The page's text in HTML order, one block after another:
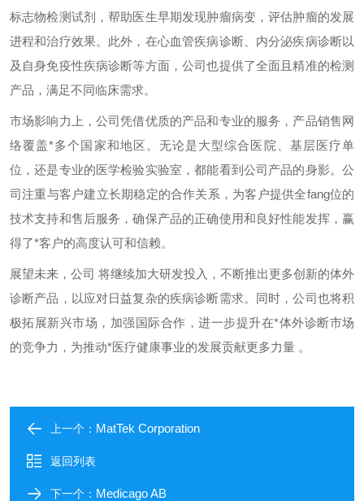
标志物检测试剂，帮助医生早期发现肿瘤病变，评估肿瘤的发展
进程和治疗效果。此外，在心血管疾病诊断、内分泌疾病诊断以
及自身免疫性疾病诊断等方面，公司也提供了全面且精准的检测
产品，满足不同临床需求。
市场影响力上，公司凭借优质的产品和专业的服务，产品销售网
络覆盖*多个国家和地区。无论是大型综合医院、基层医疗单
位，还是专业的医学检验实验室，都能看到公司产品的身影。公
司注重与客户建立长期稳定的合作关系，为客户提供全fang位的
技术支持和售后服务，确保产品的正确使用和良好性能发挥，赢
得了*客户的高度认可和信赖。
展望未来，公司 将继续加大研发投入，不断推出更多创新的体外
诊断产品，以应对日益复杂的疾病诊断需求。同时，公司也将积
极拓展新兴市场，加强国际合作，进一步提升在*体外诊断市场
的竞争力，为推动*医疗健康事业的发展贡献更多力量 。
上一个： MatTek Corporation​
返回列表
下一个： Medicago AB